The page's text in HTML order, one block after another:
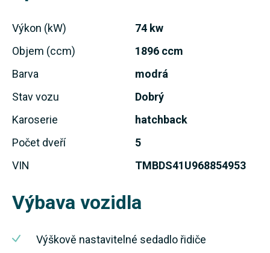
Výkon (kW)
74 kw
Objem (ccm)
1896 ccm
Barva
modrá
Stav vozu
Dobrý
Karoserie
hatchback
Počet dveří
5
VIN
TMBDS41U968854953
Výbava vozidla
Výškově nastavitelné sedadlo řidiče